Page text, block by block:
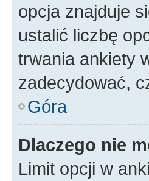
opcja znajduje
ustalić liczbę
trwania ankiety
zadecydować,
Góra
Dlaczego nie
Limit opcji w